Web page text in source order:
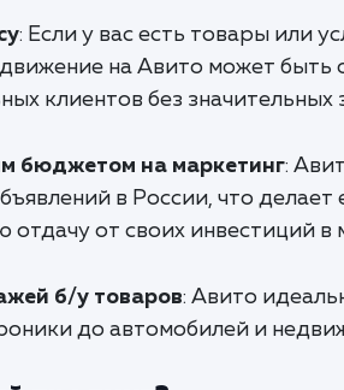
: Если у вас есть товары или
на Авито может быть
клиентов без значительных
бюджетом на маркетинг:
в России, что делает
отдачу от своих инвестиций в
б/у товаров: Авито
до автомобилей и